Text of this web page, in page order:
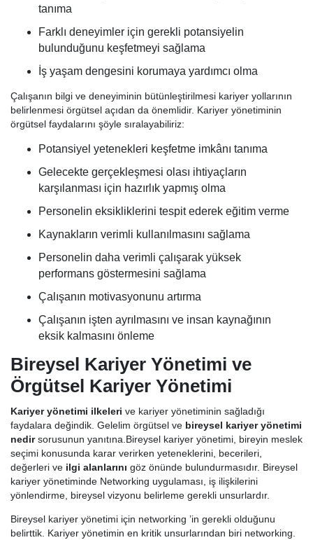
tanıma
Farklı deneyimler için gerekli potansiyelin
bulunduğunu keşfetmeyi sağlama
İş yaşam dengesini korumaya yardımcı olma
Çalışanın bilgi ve deneyiminin bütünleştirilmesi kariyer yollarının
belirlenmesi örgütsel açıdan da önemlidir. Kariyer yönetiminin
örgütsel faydalarını şöyle sıralayabiliriz:
Potansiyel yetenekleri keşfetme imkânı tanıma
Gelecekte gerçekleşmesi olası ihtiyaçların
karşılanması için hazırlık yapmış olma
Personelin eksikliklerini tespit ederek eğitim verme
Kaynakların verimli kullanılmasını sağlama
Personelin daha verimli çalışarak yüksek
performans göstermesini sağlama
Çalışanın motivasyonunu artırma
Çalışanın işten ayrılmasını ve insan kaynağının
eksik kalmasını önleme
Bireysel Kariyer Yönetimi ve
Örgütsel Kariyer Yönetimi
Kariyer yönetimi ilkeleri ve kariyer yönetiminin sağladığı
faydalara değindik. Gelelim örgütsel ve bireysel kariyer yönetimi
nedirsorusunun yanıtına.Bireysel kariyer yönetimi, bireyin meslek
seçimi konusunda karar verirken yeteneklerini, becerileri,
değerleri ve ilgi alanlarını göz önünde bulundurmasıdır. Bireysel
kariyer yönetiminde Networking uygulaması, iş ilişkilerini
yönlendirme, bireysel vizyonu belirleme gerekli unsurlardır.
Bireysel kariyer yönetimi için networking ’in gerekli olduğunu
belirttik. Kariyer yönetimin en kritik unsurlarından biri networking.